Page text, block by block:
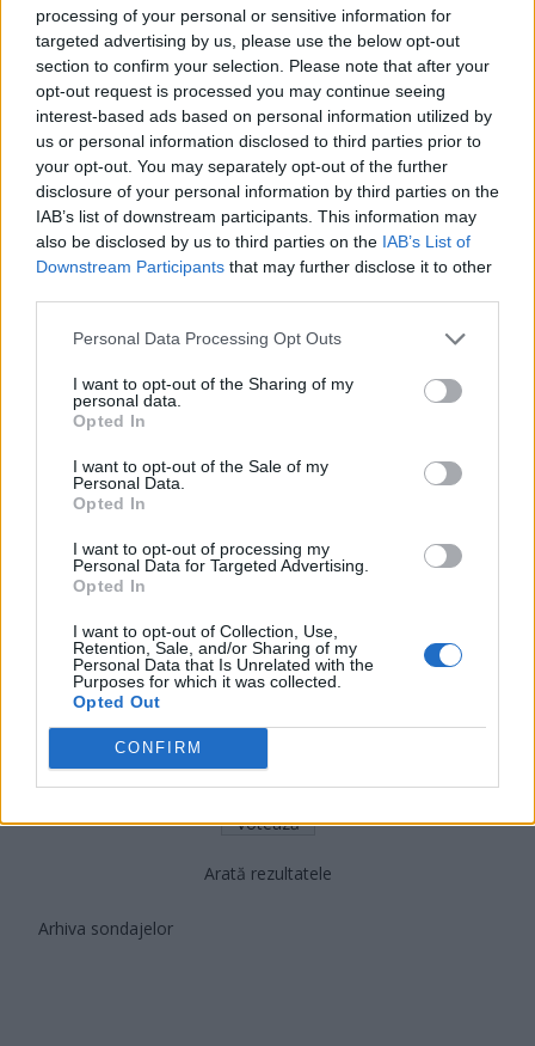
processing of your personal or sensitive information for
targeted advertising by us, please use the below opt-out
section to confirm your selection. Please note that after your
opt-out request is processed you may continue seeing
interest-based ads based on personal information utilized by
us or personal information disclosed to third parties prior to
your opt-out. You may separately opt-out of the further
disclosure of your personal information by third parties on the
IAB’s list of downstream participants. This information may
also be disclosed by us to third parties on the IAB’s List of
Downstream Participants that may further disclose it to other
Personal Data Processing Opt Outs
I want to opt-out of the Sharing of my
personal data.
Opted In
I want to opt-out of the Sale of my
Personal Data.
Opted In
I want to opt-out of processing my
Personal Data for Targeted Advertising.
Opted In
I want to opt-out of Collection, Use,
Retention, Sale, and/or Sharing of my
Personal Data that Is Unrelated with the
Purposes for which it was collected.
Opted Out
CONFIRM
USR
PNL
PSD
AUR
UDMR
PMP (Tomac)
Forța Dreptei (L. Orban)
PNȚMM
SENS
SOS (Șoșoacă)
POT (Gavrilă)
PACE (Peia)
Acțiunea Conservatoare (Târziu)
PUSL (D. Voiculescu)
PNȚCD (Pavelescu)
PNCR (Terheș)
Partidul Patrioților (Surugiu)
FAR (Coarnă)
România pe Primul Loc (Ponta)
Arată rezultatele
Arhiva sondajelor